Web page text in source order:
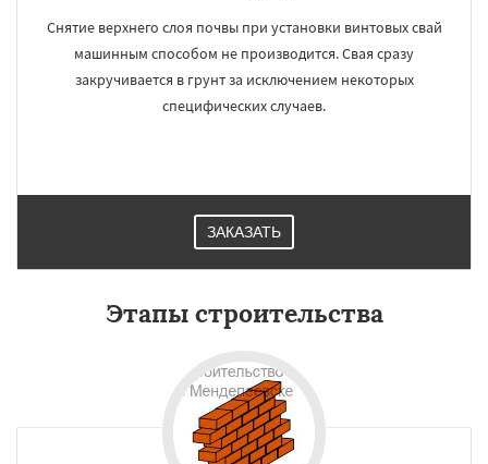
Снятие верхнего слоя почвы при установки винтовых свай
машинным способом не производится. Свая сразу
закручивается в грунт за исключением некоторых
специфических случаев.
ЗАКАЗАТЬ
Этапы строительства